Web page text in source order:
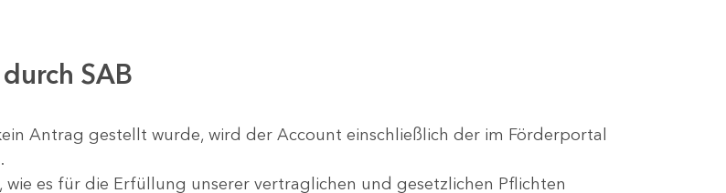
SAB
Antrag gestellt wurde, wird der Account einschließlich der im Förderportal
es für die Erfüllung unserer vertraglichen und gesetzlichen Pflichten